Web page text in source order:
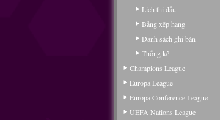
Lịch thi đấu
Bảng xếp hạng
Danh sách ghi bàn
Thống kê
Champions League
Europa League
Europa Conference League
UEFA Nations League